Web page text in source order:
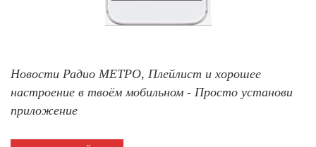
Новости Радио МЕТРО, Плейлист и хорошее
настроение в твоём мобильном - Просто установи
приложение